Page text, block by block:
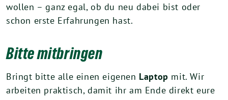
wollen – ganz egal, ob du neu dabei bist oder
schon erste Erfahrungen hast.
Bitte mitbringen
Bringt bitte alle einen eigenen Laptop mit. Wir
arbeiten praktisch, damit ihr am Ende direkt eure